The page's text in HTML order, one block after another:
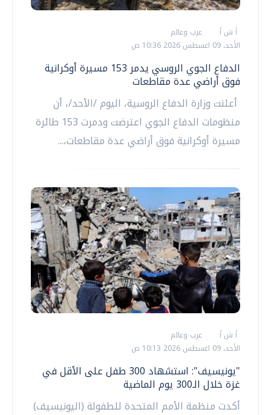
أ ش أ
عرب وعالم
الأحد، 09 اغسطس 2026 10:36 ص
الدفاع الجوي الروسي يدمر 153 مسيرة أوكرانية
فوق أراضي عدة مقاطعات
أعلنت وزارة الدفاع الروسية، اليوم /الأحد/، أن
منظومات الدفاع الجوي اعترضت ودمرت 153 طائرة
مسيرة أوكرانية فوق أراضي عدة مقاطعات،...
أ ش أ
عرب وعالم
الأحد، 09 اغسطس 2026 10:13 ص
"يونيسيف": استشهاد 300 طفل على الأقل في
غزة خلال الـ300 يوم الماضية
أكدت منظمة الأمم المتحدة للطفولة (اليونيسيف)